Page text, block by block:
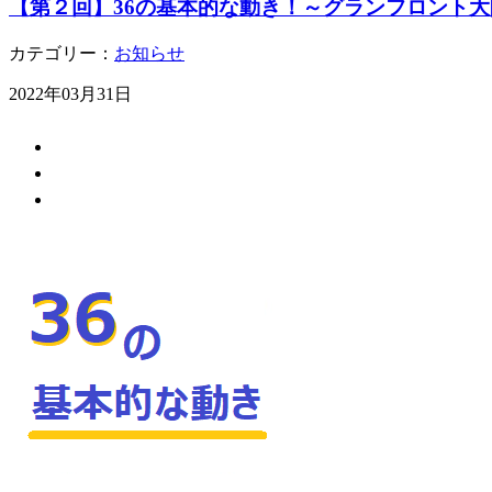
【第２回】36の基本的な動き！～グランフロント
カテゴリー： お知らせ
2022年03月31日